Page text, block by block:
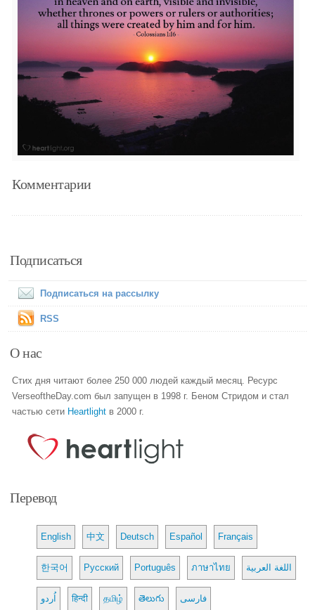
Комментарии
Подписаться
Подписаться на рассылку
RSS
О нас
Стих дня читают более 250 000 людей каждый месяц. Ресурс
VerseoftheDay.com был запущен в 1998 г. Беном Стридом и стал
частью сети Heartlight в 2000 г.
Перевод
English 中文 Deutsch Español Français
한국어 Русский Português ภาษาไทย اللغة العربية
اُردو हिन्दी தமிழ் తెలుగు فارسی